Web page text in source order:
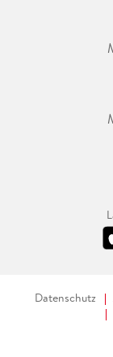
Datenschutz